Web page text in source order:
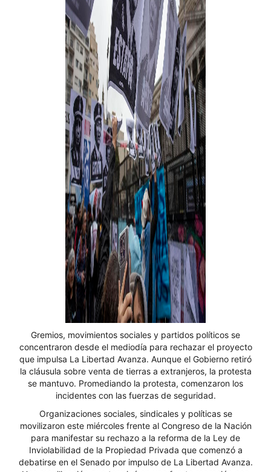
Gremios, movimientos sociales y partidos políticos se
concentraron desde el mediodía para rechazar el proyecto
que impulsa La Libertad Avanza. Aunque el Gobierno retiró
la cláusula sobre venta de tierras a extranjeros, la protesta
se mantuvo. Promediando la protesta, comenzaron los
incidentes con las fuerzas de seguridad.
Organizaciones sociales, sindicales y políticas se
movilizaron este miércoles frente al Congreso de la Nación
para manifestar su rechazo a la reforma de la Ley de
Inviolabilidad de la Propiedad Privada que comenzó a
debatirse en el Senado por impulso de La Libertad Avanza.